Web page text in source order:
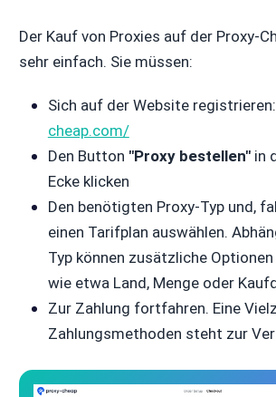
Der Kauf von Proxies auf der Proxy-
sehr einfach. Sie müssen:
Sich auf der Website registrieren:
cheap.com/
Den Button "Proxy bestellen"in
Ecke klicken
Den benötigten Proxy-Typ und,
einen Tarifplan auswählen.
Typ können zusätzliche
wie etwa Land, Menge oder
Zur Zahlung fortfahren. Eine
Zahlungsmethoden steht zur